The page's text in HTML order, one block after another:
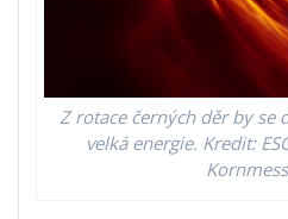
Z rotace černých děr by se
velká energie. Kredit: